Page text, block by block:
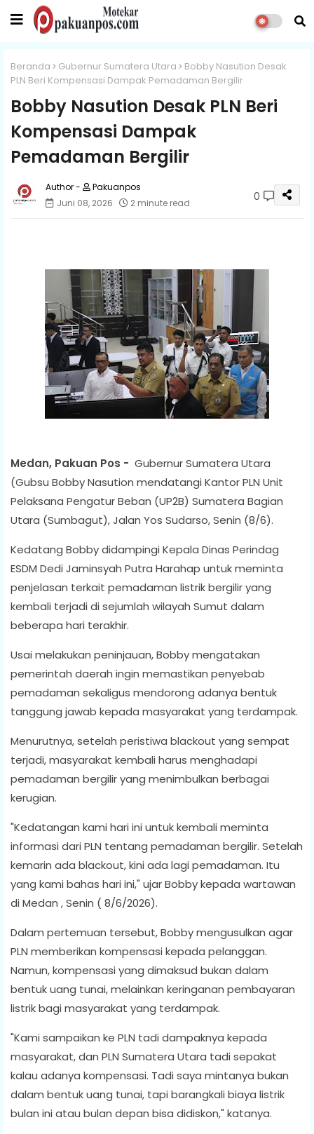
Beranda Gubernur Sumatera Utara
Bobby Nasution Desak
PLN Beri Kompensasi Dampak Pemadaman Bergilir
Bobby Nasution Desak PLN Beri
Kompensasi Dampak
Pemadaman Bergilir
Pakuanpos
Juni 08, 2026
2 minute read 0
Medan, Pakuan Pos - Gubernur Sumatera Utara
(Gubsu Bobby Nasution mendatangi Kantor PLN Unit
Pelaksana Pengatur Beban (UP2B) Sumatera Bagian
Utara (Sumbagut), Jalan Yos Sudarso, Senin (8/6).
Kedatang Bobby didampingi Kepala Dinas Perindag
ESDM Dedi Jaminsyah Putra Harahap untuk meminta
penjelasan terkait pemadaman listrik bergilir yang
kembali terjadi di sejumlah wilayah Sumut dalam
beberapa hari terakhir.
Usai melakukan peninjauan, Bobby mengatakan
pemerintah daerah ingin memastikan penyebab
pemadaman sekaligus mendorong adanya bentuk
tanggung jawab kepada masyarakat yang terdampak.
Menurutnya, setelah peristiwa blackout yang sempat
terjadi, masyarakat kembali harus menghadapi
pemadaman bergilir yang menimbulkan berbagai
kerugian.
"Kedatangan kami hari ini untuk kembali meminta
informasi dari PLN tentang pemadaman bergilir. Setelah
kemarin ada blackout, kini ada lagi pemadaman. Itu
yang kami bahas hari ini," ujar Bobby kepada wartawan
di Medan , Senin ( 8/6/2026).
Dalam pertemuan tersebut, Bobby mengusulkan agar
PLN memberikan kompensasi kepada pelanggan.
Namun, kompensasi yang dimaksud bukan dalam
bentuk uang tunai, melainkan keringanan pembayaran
listrik bagi masyarakat yang terdampak.
"Kami sampaikan ke PLN tadi dampaknya kepada
masyarakat, dan PLN Sumatera Utara tadi sepakat
kalau adanya kompensasi. Tadi saya mintanya bukan
dalam bentuk uang tunai, tapi barangkali biaya listrik
bulan ini atau bulan depan bisa didiskon," katanya.